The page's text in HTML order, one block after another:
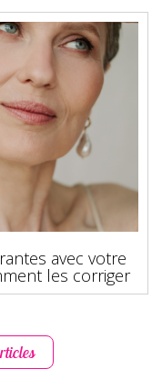
avec votre
les corriger